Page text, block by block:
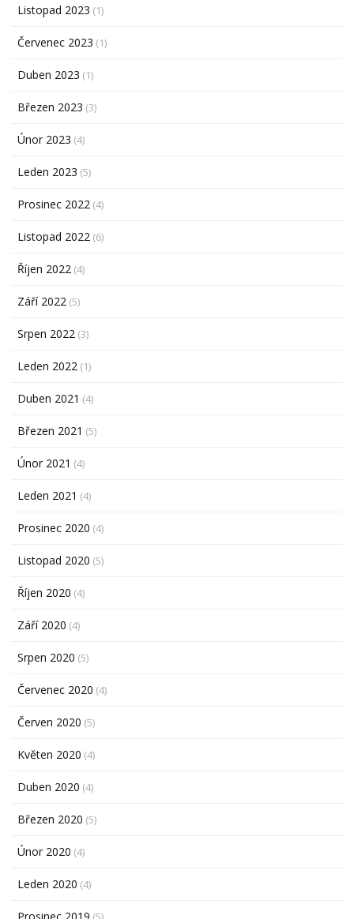
Listopad 2023 (1)
Červenec 2023 (1)
Duben 2023 (1)
Březen 2023 (3)
Únor 2023 (4)
Leden 2023 (5)
Prosinec 2022 (4)
Listopad 2022 (6)
Říjen 2022 (4)
Září 2022 (5)
Srpen 2022 (3)
Leden 2022 (1)
Duben 2021 (4)
Březen 2021 (5)
Únor 2021 (4)
Leden 2021 (4)
Prosinec 2020 (4)
Listopad 2020 (5)
Říjen 2020 (4)
Září 2020 (4)
Srpen 2020 (5)
Červenec 2020 (4)
Červen 2020 (5)
Květen 2020 (4)
Duben 2020 (4)
Březen 2020 (5)
Únor 2020 (4)
Leden 2020 (4)